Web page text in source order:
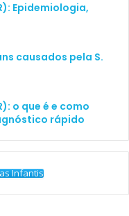
Epidemiologia,
causados pela S.
o que é e como
rápido
Infantis